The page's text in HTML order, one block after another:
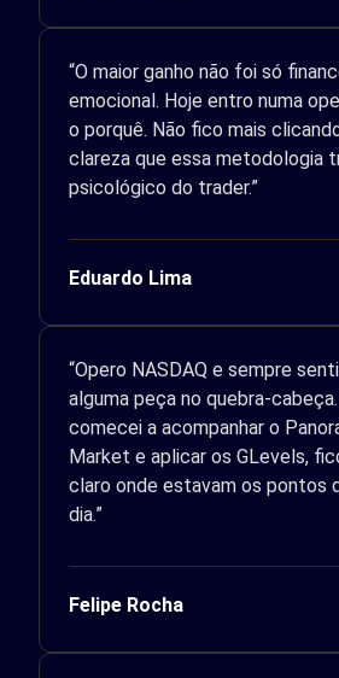
“O maior ganho não foi só
emocional. Hoje entro numa
o porquê. Não fico mais
clareza que essa metodologia
psicológico do trader.”
Eduardo Lima
“Opero NASDAQ e sempre
alguma peça no quebra-
comecei a acompanhar o
Market e aplicar os GLevels,
claro onde estavam os pontos
dia.”
Felipe Rocha